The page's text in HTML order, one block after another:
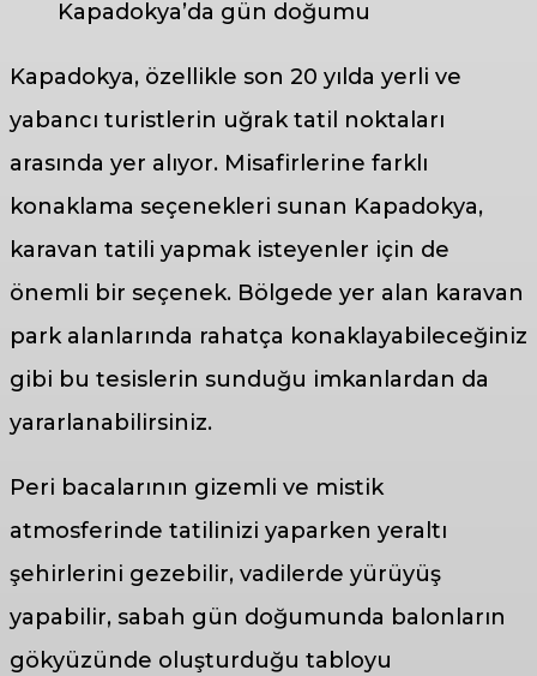
Kapadokya’da gün doğumu
Kapadokya, özellikle son 20 yılda yerli ve
yabancı turistlerin uğrak tatil noktaları
arasında yer alıyor. Misafirlerine farklı
konaklama seçenekleri sunan Kapadokya,
karavan tatili yapmak isteyenler için de
önemli bir seçenek. Bölgede yer alan karavan
park alanlarında rahatça konaklayabileceğiniz
gibi bu tesislerin sunduğu imkanlardan da
yararlanabilirsiniz.
Peri bacalarının gizemli ve mistik
atmosferinde tatilinizi yaparken yeraltı
şehirlerini gezebilir, vadilerde yürüyüş
yapabilir, sabah gün doğumunda balonların
gökyüzünde oluşturduğu tabloyu